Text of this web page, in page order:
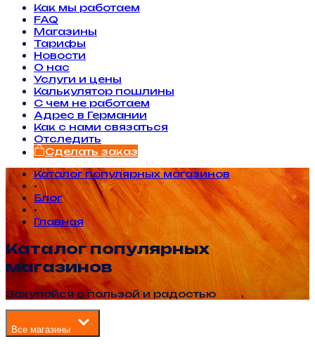
Как мы работаем
FAQ
Магазины
Тарифы
Новости
O нас
Услуги и цены
Калькулятор пошлины
С чем не работаем
Адрес в Германии
Как с нами связаться
Отследить
Сделать заказ
Каталог популярных магазинов
•
Блог
•
Главная
Каталог популярных
магазинов
Закупайся с пользой и радостью
Все магазины